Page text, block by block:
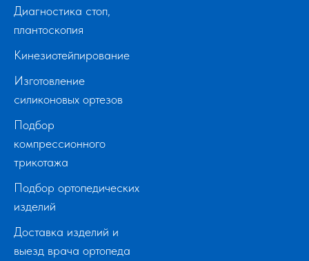
Диагностика стоп,
плантоскопия
Кинезиотейпирование
Изготовление
силиконовых ортезов
Подбор
компрессионного
трикотажа
Подбор ортопедических
изделий
Доставка изделий и
выезд врача ортопеда